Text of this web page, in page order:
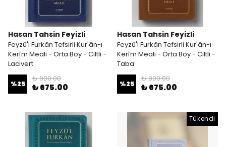
Hasan Tahsin Feyizli
Feyzü'l Furkân Tefsirli Kur'ân-ı
Kerîm Meali - Orta Boy - Ciltli -
Lacivert
%25
₺ 900.00
₺ 675.00
Hasan Tahsin Feyizli
Feyzü'l Furkân Tefsirli Kur'ân-ı
Kerîm Meali - Orta Boy - Ciltli -
Taba
%25
₺ 900.00
₺ 675.00
Tükendi